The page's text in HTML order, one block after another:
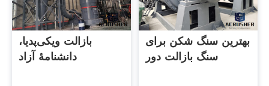
بازالت ویکی‌پدیا،
دانشنامهٔ آزاد
بهترین سنگ شکن برای
سنگ بازالت دور